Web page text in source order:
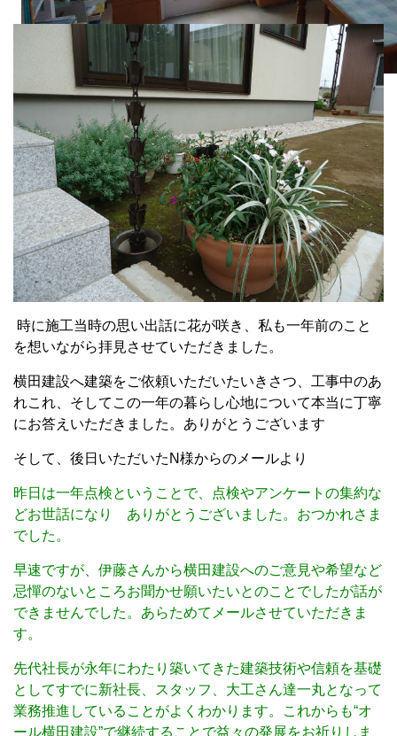
時に施工当時の思い出話に花が咲き、私も一年前のこと
を想いながら拝見させていただきました。
横田建設へ建築をご依頼いただいたいきさつ、工事中のあ
れこれ、そしてこの一年の暮らし心地について本当に丁寧
にお答えいただきました。ありがとうございます
そして、後日いただいたN様からのメールより
昨日は一年点検ということで、点検やアンケートの集約な
どお世話になり ありがとうございました。おつかれさま
でした。
早速ですが、伊藤さんから横田建設へのご意見や希望など
忌憚のないところお聞かせ願いたいとのことでしたが話が
できませんでした。あらためてメールさせていただきま
す。
先代社長が永年にわたり築いてきた建築技術や信頼を基礎
としてすでに新社長、スタッフ、大工さん達一丸となって
業務推進していることがよくわかります。これからも“オ
ール横田建設”で継続することで益々の発展をお祈りしま